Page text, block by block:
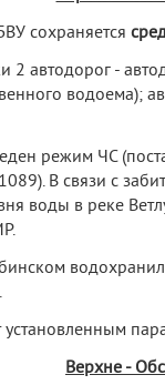
сохраняется
2 автодорог -
водоема);
режим ЧС
В связи с
воды в реке
Верхне -